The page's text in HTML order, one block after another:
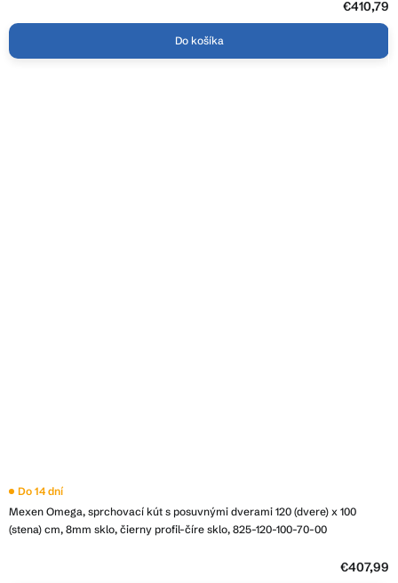
€410,79
Do košíka
Mexen Omega, sprchovací kút s posuvnými dverami 120 (dvere) x 100
(stena) cm, 8mm sklo, čierny profil-číre sklo, 825-120-100-70-00
Do 14 dní
€407,99